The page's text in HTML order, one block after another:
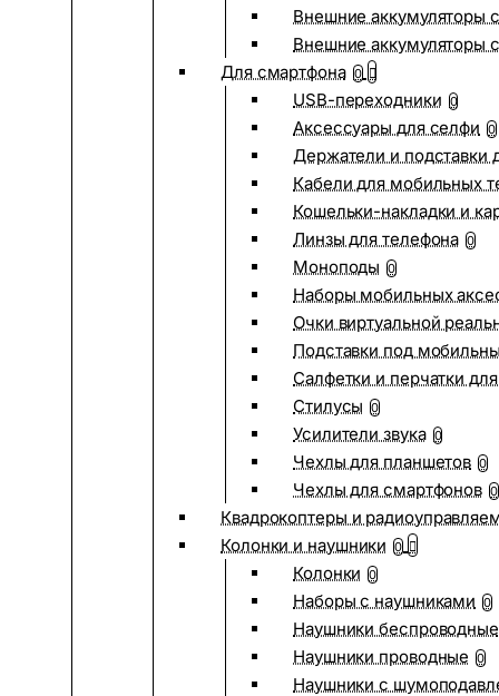
Внешние аккумуляторы
Внешние аккумуляторы
Для смартфона 0
USB-переходники 0
Аксессуары для селфи 0
Держатели и подставки
Кабели для мобильных
Кошельки-накладки и
Линзы для телефона 0
Моноподы 0
Наборы мобильных
Очки виртуальной
Подставки под
Салфетки и перчатки
Стилусы 0
Усилители звука 0
Чехлы для планшетов 0
Чехлы для смартфонов 0
Квадрокоптеры и
Колонки и наушники 0
Колонки 0
Наборы с наушниками 0
Наушники беспроводные
Наушники проводные 0
Наушники с